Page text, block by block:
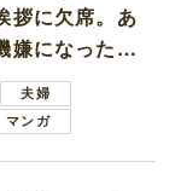
拶に欠席。あ
嫌になった義
夫婦
マンガ